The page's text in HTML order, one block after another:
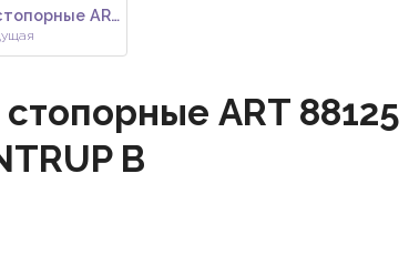
Шайбы стопорные ART 88126 с на
ART
B